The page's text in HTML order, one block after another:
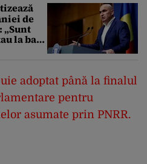
de
„Sunt
la baza
adoptat până la finalul
pentru
asumate prin PNRR.